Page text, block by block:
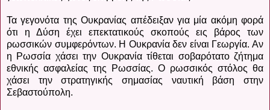
Τα γεγονότα της Ουκρανίας απέδειξαν για μία ακόμη φορά
ότι η Δύση έχει επεκτατικούς σκοπούς εις βάρος των
ρωσσικών συμφερόντων. Η Ουκρανία δεν είναι Γεωργία. Αν
η Ρωσσία χάσει την Ουκρανία τίθεται σοβαρότατο ζήτημα
εθνικής ασφαλείας της Ρωσσίας. Ο ρωσσικός στόλος θα
χάσει την στρατηγικής σημασίας ναυτική βάση στην
Σεβαστούπολη.